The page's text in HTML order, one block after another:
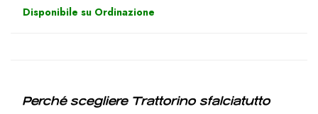
Disponibile su Ordinazione
Perché scegliere Trattorino sfalciatutto